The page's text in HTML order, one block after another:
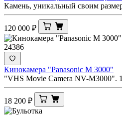
Камень, уникальный своим
120 000 ₽
24386
Кинокамера "Panasonic M 3000"
"VHS Movie Camera NV-M3000".
18 200 ₽